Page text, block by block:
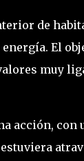
de
El
muy
acción, con